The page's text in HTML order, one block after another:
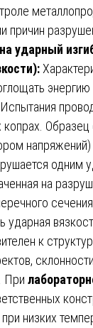
причин
ударный
копрах.
напряжений)
одним
на
ударная
к
При
низких